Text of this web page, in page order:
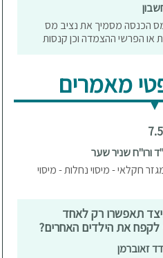
192 לפקודת מס הכנסה מסמיך את נציב מס
או הפרשי ההצמדה וכן קנסות
מאמרים
ורו"ח שניר שער
חקלאי - מיסוי נחלות - מיסוי
תאפשרו רק לאחד
לקפח את הילדים האחרים?
זאוברמן